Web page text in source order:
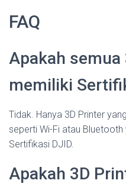
FAQ
Apakah semua
memiliki
Tidak. Hanya 3D Printer
seperti Wi-Fi atau
Sertifikasi DJID.
Apakah 3D